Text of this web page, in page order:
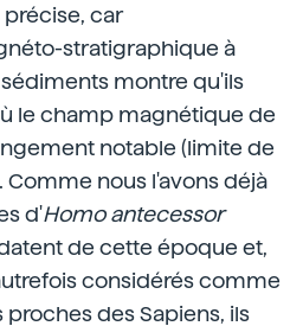
précise, car
stratigraphique à
montre qu'ils
le champ magnétique de
notable (limite de
nous l'avons déjà
d'Homo antecessor
de cette époque et,
considérés comme
des Sapiens, ils